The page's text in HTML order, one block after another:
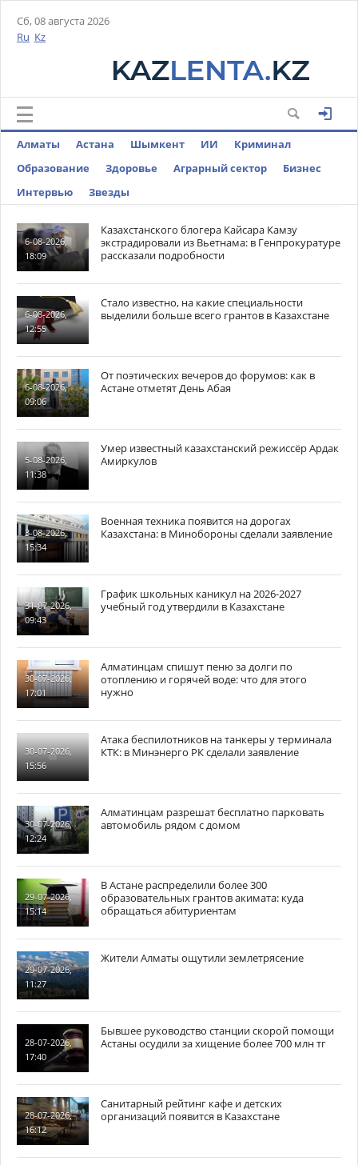
Сб, 08 августа 2026
Ru Kz
Алматы Астана Шымкент ИИ
Криминал
Образование
Здоровье Аграрный сектор
Бизнес
Интервью
Звезды
6-08-2026,
18:09
Казахстанского блогера Кайсара Камзу
экстрадировали из Вьетнама: в Генпрокуратуре
рассказали подробности
6-08-2026,
12:55
Стало известно, на какие специальности
выделили больше всего грантов в Казахстане
6-08-2026,
09:06
От поэтических вечеров до форумов: как в
Астане отметят День Абая
5-08-2026,
11:38
Умер известный казахстанский режиссёр Ардак
Амиркулов
3-08-2026,
15:34
Военная техника появится на дорогах
Казахстана: в Минобороны сделали заявление
31-07-2026,
09:43
График школьных каникул на 2026-2027
учебный год утвердили в Казахстане
30-07-2026,
17:01
Алматинцам спишут пеню за долги по
отоплению и горячей воде: что для этого
нужно
30-07-2026,
15:56
Атака беспилотников на танкеры у терминала
КТК: в Минэнерго РК сделали заявление
30-07-2026,
12:24
Алматинцам разрешат бесплатно парковать
автомобиль рядом с домом
29-07-2026,
15:14
В Астане распределили более 300
образовательных грантов акимата: куда
обращаться абитуриентам
29-07-2026,
11:27
Жители Алматы ощутили землетрясение
28-07-2026,
17:40
Бывшее руководство станции скорой помощи
Астаны осудили за хищение более 700 млн тг
28-07-2026,
16:12
Санитарный рейтинг кафе и детских
организаций появится в Казахстане